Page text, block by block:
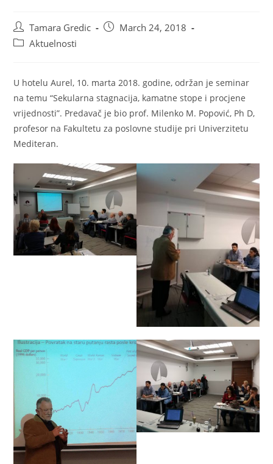
Post
author:
Tamara Gredic
PostMarch 24, 2018
PostAktuelnosti
U hotelu Aurel, 10. marta 2018. godine, održan je seminar
na temu “Sekularna stagnacija, kamatne stope i procjene
vrijednosti”. Predavač je bio prof. Milenko M. Popović, Ph D,
profesor na Fakultetu za poslovne studije pri Univerzitetu
Mediteran.